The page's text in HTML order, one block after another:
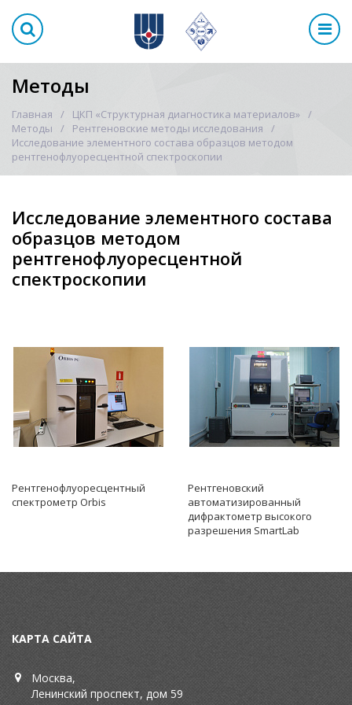
Методы
Главная
ЦКП «Структурная диагностика материалов»
Методы
Рентгеновские методы исследования
Исследование элементного состава образцов методом
рентгенофлуоресцентной спектроскопии
Исследование элементного состава
образцов методом
рентгенофлуоресцентной
спектроскопии
Рентгенофлуоресцентный
спектрометр Orbis
Рентгеновский
автоматизированный
дифрактометр высокого
разрешения SmartLab
КАРТА САЙТА
Москва,
Ленинский проспект, дом 59